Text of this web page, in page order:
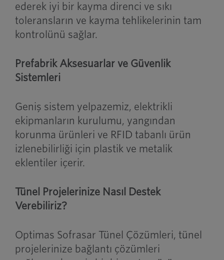
ederek iyi bir kayma direnci ve sıkı
toleransların ve kayma tehlikelerinin tam
kontrolünü sağlar.
Prefabrik Aksesuarlar ve Güvenlik
Sistemleri
Geniş sistem yelpazemiz, elektrikli
ekipmanların kurulumu, yangından
korunma ürünleri ve RFID tabanlı ürün
izlenebilirliği için plastik ve metalik
eklentiler içerir.
Tünel Projelerinize Nasıl Destek
Verebiliriz?
Optimas Sofrasar Tünel Çözümleri, tünel
projelerinize bağlantı çözümleri